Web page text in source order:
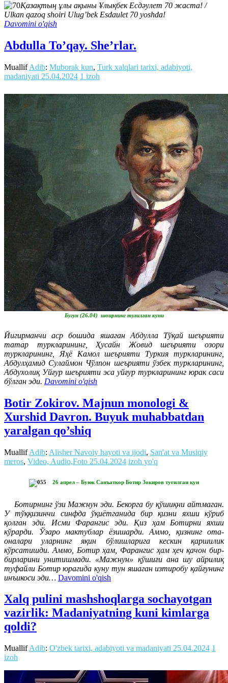
Қазақтың ұлы ақыны Ұлықбек Есдәулет 70 жаста! /
Ulkan qazoq shoiri Ulug’bek Esdaulet 70 yoshda!
Davomini o'qish
Abdulla To’qay. She’rlar.
MuallifAdib: Muborak kun, Turk xalqlari tarixi, adabiyoti,
madaniyati 25.04.2024 1 izoh
Бугун (26.04) шоирнинг туғилган куни
Йигирманчи аср бошида яшаган Абдулла Тўқай шеърияти
татар туркларининг, Ҳусайн Жовид шеърияти озори
туркларининг, Яҳё Камол шеърияти Туркия туркларининг,
Абдулҳамид Сулаймон Чўлпон шеърияти ўзбек туркларининг,
Абдухолиқ Уйғур шеърияти эса уйғур туркларининг юрак саси
бўлган эди. Davomini o'qish
Botir Zokirov. Majnun monologi &
Xurshid Davron. Buyuk muhabbatdan
yaralgan qo’shiq
MuallifAdib: Alisher Navoiy hayoti va ijodi, San'at va Musiqiy
meros, Video, Audio,Foto 25.04.2024 izoh yo'q
26 апрел – Буюк Санъаткор Ботир Зокиров туғилган кун
Ботирнинг ўзи Мажнун эди. Бекорга бу қўшиқни айтмаган.
У тўққизинчи синфда ўқиётганида бир қизни яхши кўриб
қолган эди. Исми Фарангис эди. Қиз ҳам Ботирни яхши
кўрарди. Ўзаро мактублар ёзишарди. Аммо, қизнинг ота-
оналари уларнинг яқин бўлишларига кескин қаршилик
кўрсатишди. Аммо, Ботир ҳам, Фарангис ҳам ҳеч қачон бир-
бирларини унитишмади. «Мажнун» қўшиғи ана шу айрилиқ
туфайли Ботир юрагида куну тун яшаган изтиробу қайғунинг
инъикоси эди… Davomini o'qish
Xalq pulini mashshoqlarga sochayotgan
vazirlik: Madaniyatning kuni kimlarga
qoldi?
MuallifAdib: O'zbek tarixi, adabiyoti va madaniyati 25.04.2024 1
izoh